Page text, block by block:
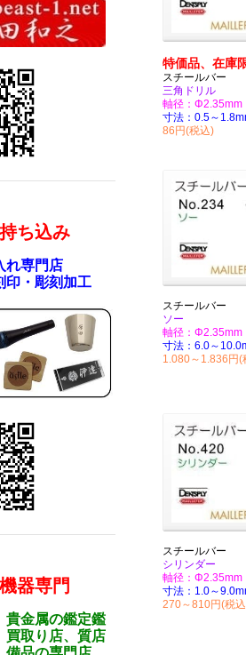
特価品、在庫
スチールバー
三角ドリル
軸径：Φ2.35mm
寸法：0.5～
86円(税込)
スチールバー
ソー
軸径：Φ2.35mm
寸法：6.0～
1.080～1.836円(
スチールバー
シリンダー
軸径：Φ2.35mm
寸法：1.0～
270～810円(税
ち込み
専門店
・彫刻加工
器専門
貴金属の鑑定鑑
買取り店、質店